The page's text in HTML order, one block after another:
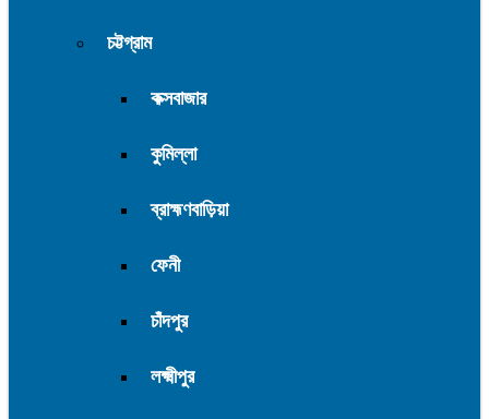
চট্টগ্রাম
কক্সবাজার
কুমিল্লা
ব্রাহ্মণবাড়িয়া
ফেনী
চাঁদপুর
লক্ষ্মীপুর